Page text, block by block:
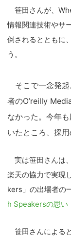
笹田さんが、
情報関連技術やサ
倒されるとともに
う。
そこで一念発起
者のO’reilly
なかった。今年
いたところ、採用
実は笹田さんは
楽天の協力で実現
kers」の出場者の
h Speakersの思い
笹田さんによる